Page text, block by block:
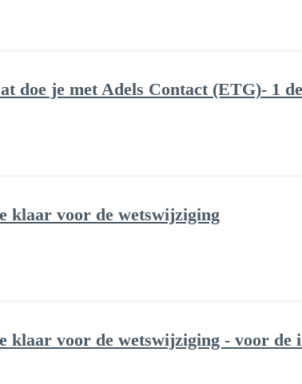
doe je met Adels Contact (ETG)- 1
klaar voor de wetswijziging
klaar voor de wetswijziging - voor de